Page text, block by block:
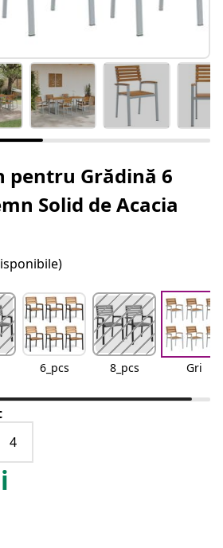
pentru Grădină 6
Solid de Acacia
6_pcs 8_pcs Gri
4